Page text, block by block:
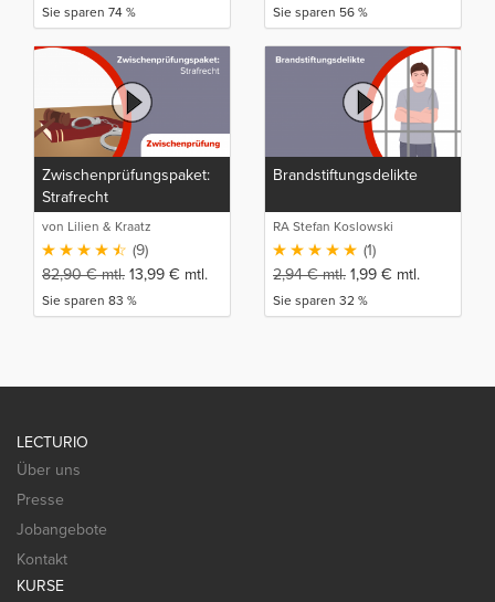
Sie sparen 74 % Sie sparen 56 %
Zwischenprüfungspaket:
Strafrecht
von Lilien & Kraatz
(9)
82,90€mtl. 13,99 € mtl.
Sie sparen 83 %
Brandstiftungsdelikte
RA Stefan Koslowski
(1)
2,94€mtl. 1,99 € mtl.
Sie sparen 32 %
LECTURIO
Über uns
Presse
Jobangebote
Kontakt
KURSE